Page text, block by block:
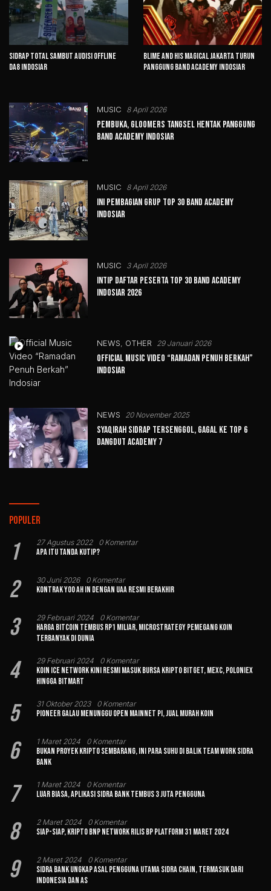
Sidrap Total Sambut Audisi Offline
DA8 Indosiar
Blime And His Magical Jakarta Turun
Panggung Band Academy Indosiar
MUSIC 8 April 2026
Pembuka, Gloomers Tangsel Hentak Panggung
Band Academy Indosiar
MUSIC 8 April 2026
Ini Pembagian Grup Top 30 Band Academy
Indosiar
MUSIC 3 April 2026
Intip Daftar Peserta Top 30 Band Academy
Indosiar 2026
NEWS, OTHER 29 Januari 2026
Official Music Video “Ramadan Penuh Berkah”
Indosiar
NEWS 20 November 2025
Syaqirah Sidrap Tersenggol, Gagal ke Top 6
Dangdut Academy 7
Populer
1 27 Agustus 2022 0 Komentar
Apa Itu Tanda Kutip?
2 30 Juni 2026 0 Komentar
Kontrak Yoo Ah In dengan UAA Resmi Berakhir
3 29 Februari 2024 0 Komentar
Harga Bitcoin Tembus Rp1 Miliar, MicroStrategy Pemegang Koin
Terbanyak di Dunia
4 29 Februari 2024 0 Komentar
Koin Ice Network Kini Resmi Masuk Bursa Kripto Bitget, MEXC, Poloniex
hingga BitMart
5 31 Oktober 2023 0 Komentar
Pioneer Galau Menunggu Open Mainnet Pi, Jual Murah Koin
6 1 Maret 2024 0 Komentar
Bukan Proyek Kripto Sembarang, Ini Para Suhu di Balik Team Work Sidra
Bank
7 1 Maret 2024 0 Komentar
Luar Biasa, Aplikasi Sidra Bank Tembus 3 Juta Pengguna
8 2 Maret 2024 0 Komentar
Siap-siap, Kripto BNP Network Rilis BP Platform 31 Maret 2024
9 2 Maret 2024 0 Komentar
Sidra Bank Ungkap Asal Pengguna Utama Sidra Chain, Termasuk dari
Indonesia dan AS